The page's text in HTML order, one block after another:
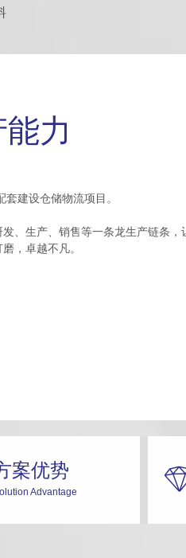
力
建设仓储物流项目。
、生产、销售等一条龙生产链条，
，卓越不凡。
案优势
Advantage